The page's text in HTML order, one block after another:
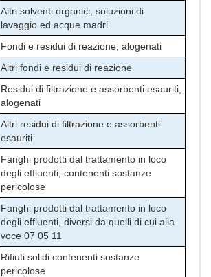
Altri solventi organici, soluzioni di
lavaggio ed acque madri
Fondi e residui di reazione, alogenati
Altri fondi e residui di reazione
Residui di filtrazione e assorbenti esauriti,
alogenati
Altri residui di filtrazione e assorbenti
esauriti
Fanghi prodotti dal trattamento in loco
degli effluenti, contenenti sostanze
pericolose
Fanghi prodotti dal trattamento in loco
degli effluenti, diversi da quelli di cui alla
voce 07 05 11
Rifiuti solidi contenenti sostanze
pericolose